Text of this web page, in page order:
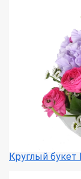
Круглый